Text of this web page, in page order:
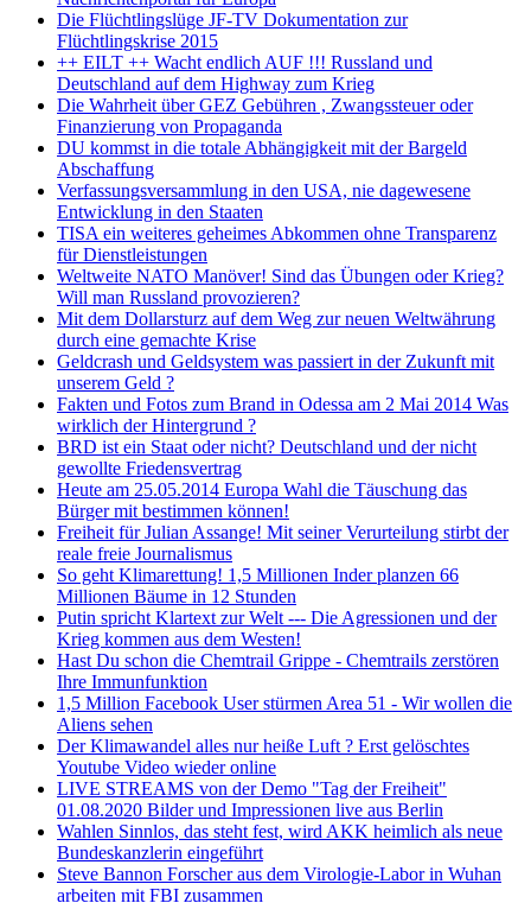
Die Flüchtlingslüge JF-TV Dokumentation zur
Flüchtlingskrise 2015
++ EILT ++ Wacht endlich AUF !!! Russland und
Deutschland auf dem Highway zum Krieg
Die Wahrheit über GEZ Gebühren , Zwangssteuer oder
Finanzierung von Propaganda
DU kommst in die totale Abhängigkeit mit der Bargeld
Abschaffung
Verfassungsversammlung in den USA, nie dagewesene
Entwicklung in den Staaten
TISA ein weiteres geheimes Abkommen ohne Transparenz
für Dienstleistungen
Weltweite NATO Manöver! Sind das Übungen oder Krieg?
Will man Russland provozieren?
Mit dem Dollarsturz auf dem Weg zur neuen Weltwährung
durch eine gemachte Krise
Geldcrash und Geldsystem was passiert in der Zukunft mit
unserem Geld ?
Fakten und Fotos zum Brand in Odessa am 2 Mai 2014 Was
wirklich der Hintergrund ?
BRD ist ein Staat oder nicht? Deutschland und der nicht
gewollte Friedensvertrag
Heute am 25.05.2014 Europa Wahl die Täuschung das
Bürger mit bestimmen können!
Freiheit für Julian Assange! Mit seiner Verurteilung stirbt der
reale freie Journalismus
So geht Klimarettung! 1,5 Millionen Inder planzen 66
Millionen Bäume in 12 Stunden
Putin spricht Klartext zur Welt --- Die Agressionen und der
Krieg kommen aus dem Westen!
Hast Du schon die Chemtrail Grippe - Chemtrails zerstören
Ihre Immunfunktion
1,5 Million Facebook User stürmen Area 51 - Wir wollen die
Aliens sehen
Der Klimawandel alles nur heiße Luft ? Erst gelöschtes
Youtube Video wieder online
LIVE STREAMS von der Demo "Tag der Freiheit"
01.08.2020 Bilder und Impressionen live aus Berlin
Wahlen Sinnlos, das steht fest, wird AKK heimlich als neue
Bundeskanzlerin eingeführt
Steve Bannon Forscher aus dem Virologie-Labor in Wuhan
arbeiten mit FBI zusammen